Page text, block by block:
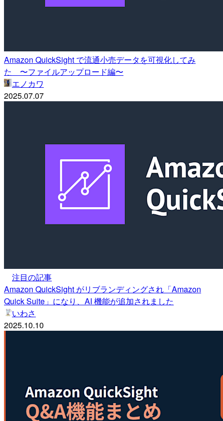
Amazon QuickSight で流通小売データを可視化してみ
た 〜ファイルアップロード編〜
エノカワ
2025.07.07
注目の記事
Amazon QuickSight がリブランディングされ「Amazon
Quick Suite」になり、AI 機能が追加されました
いわさ
2025.10.10